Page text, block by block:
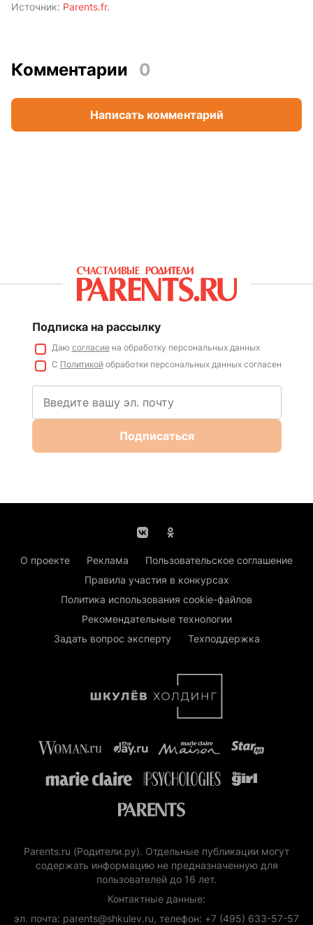
Источник: Parents.fr.
Комментарии 0
Написать комментарий
Подписка на рассылку
Даю согласиена обработку персональных данных
С Политикойобработки персональных данных согласен
Подписаться
О проекте Реклама
Пользовательское соглашение
Правила участия в конкурсах
Политика использования cookie-файлов
Рекомендательные технологии
Задать вопрос эксперту
Техподдержка
Parents.ru (Родители.ру). Отдельные публикации могут
содержать информацию не предназначенную для
пользователей до 16 лет.
Контактные данные:
эл. почта: parents@shkulev.ru, телефон: +7 (495) 633-57-57